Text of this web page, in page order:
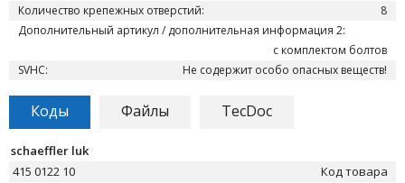
Количество крепежных отверстий:
8
Дополнительный артикул / дополнительная информация 2:
с комплектом болтов
SVHC:
Не содержит особо опасных веществ!
Коды Файлы TecDoc
schaeffler luk
415 0122 10
Код товара